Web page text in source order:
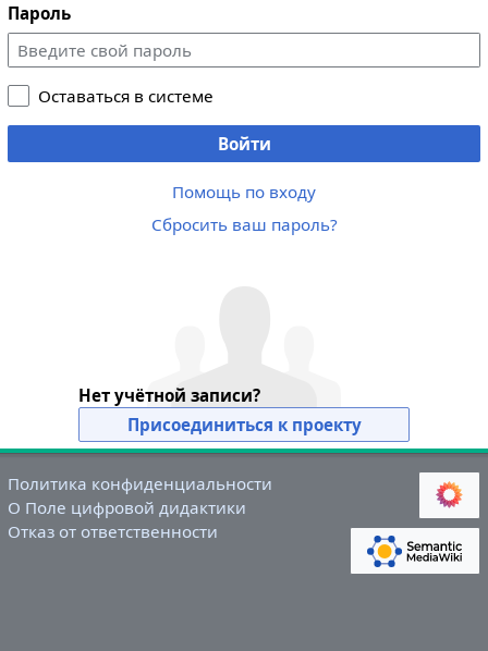
Пароль
Оставаться в системе
Войти
Помощь по входу
Сбросить ваш пароль?
Нет учётной записи?
Присоединиться к проекту
Политика конфиденциальности
О Поле цифровой дидактики
Отказ от ответственности